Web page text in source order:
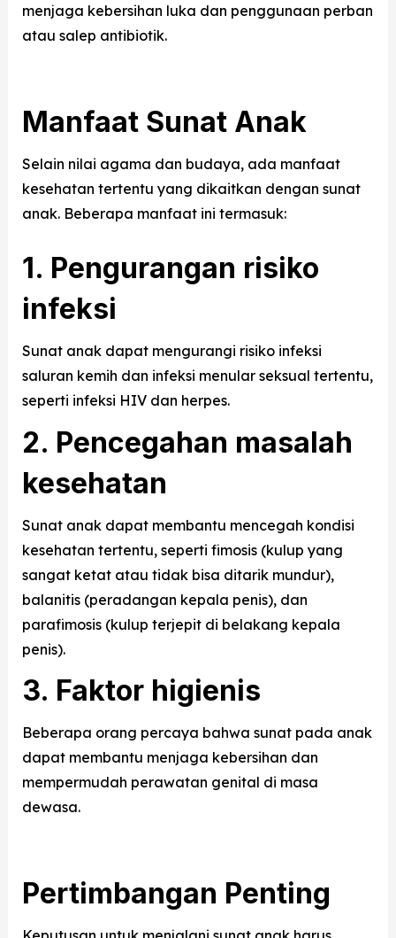
menjaga kebersihan luka dan penggunaan perban
atau salep antibiotik.
Manfaat Sunat Anak
Selain nilai agama dan budaya, ada manfaat
kesehatan tertentu yang dikaitkan dengan sunat
anak. Beberapa manfaat ini termasuk:
1. Pengurangan risiko
infeksi
Sunat anak dapat mengurangi risiko infeksi
saluran kemih dan infeksi menular seksual tertentu,
seperti infeksi HIV dan herpes.
2. Pencegahan masalah
kesehatan
Sunat anak dapat membantu mencegah kondisi
kesehatan tertentu, seperti fimosis (kulup yang
sangat ketat atau tidak bisa ditarik mundur),
balanitis (peradangan kepala penis), dan
parafimosis (kulup terjepit di belakang kepala
penis).
3. Faktor higienis
Beberapa orang percaya bahwa sunat pada anak
dapat membantu menjaga kebersihan dan
mempermudah perawatan genital di masa
dewasa.
Pertimbangan Penting